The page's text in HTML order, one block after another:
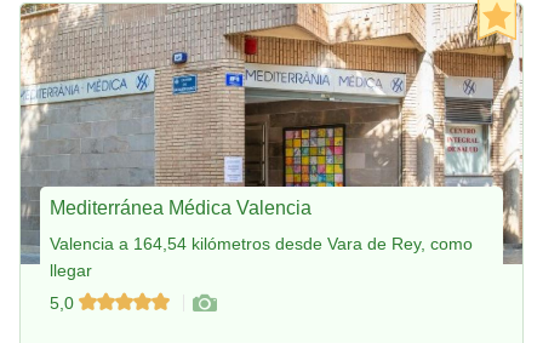
Mediterránea Médica Valencia
Valencia a 164,54 kilómetros desde Vara de Rey, como
llegar
5,0